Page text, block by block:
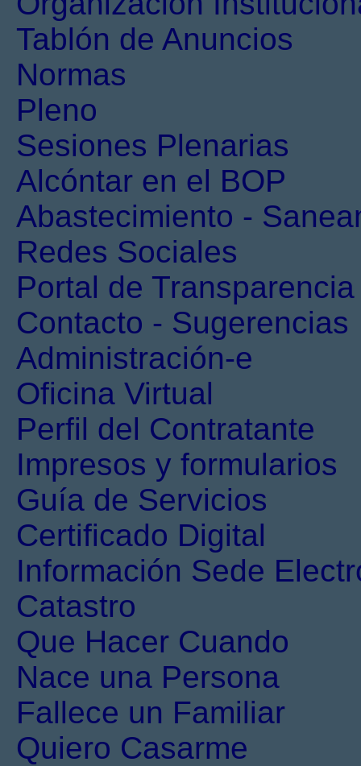
Tablón de Anuncios
Normas
Pleno
Sesiones Plenarias
Alcóntar en el BOP
Abastecimiento -
Redes Sociales
Portal de Transparencia
Contacto - Sugerencias
Administración-e
Oficina Virtual
Perfil del Contratante
Impresos y formularios
Guía de Servicios
Certificado Digital
Información Sede
Catastro
Que Hacer Cuando
Nace una Persona
Fallece un Familiar
Quiero Casarme